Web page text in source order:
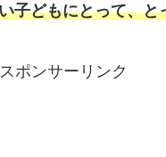
子どもにとって、と
スポンサーリンク